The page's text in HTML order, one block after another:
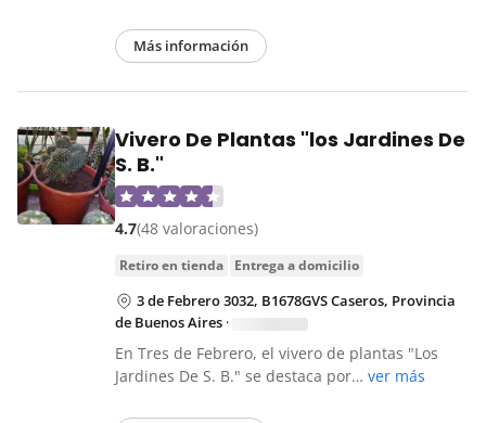
Más información
Vivero De Plantas "los Jardines De
S. B."
4.7(48 valoraciones)
retiro en tienda entrega a domicilio
3 de Febrero 3032, B1678GVS Caseros, Provincia
de Buenos Aires ·
En Tres de Febrero, el vivero de plantas "Los
Jardines De S. B." se destaca por… ver más